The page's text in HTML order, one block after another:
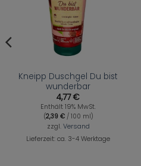
Kneipp Duschgel Du bist
wunderbar
4,77€
Enthält 19% MwSt.
(2,39 €/ 100 ml)
zzgl. Versand
Lieferzeit: ca. 3-4 Werktage